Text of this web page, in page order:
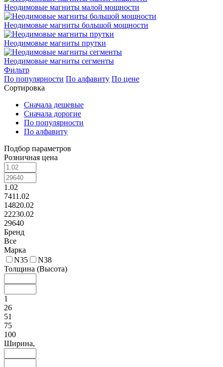
Неодимовые магниты малой мощности
Неодимовые магниты большой мощности
Неодимовые магниты прутки
Неодимовые магниты сегменты
Фильтр
По популярности По алфавиту По цене
Сортировка
Сначала дешевые
Сначала дорогие
По популярности
По алфавиту
Подбор параметров
Розничная цена
1.02
7411.02
14820.02
22230.02
29640
Бренд
Все
Марка
N35
N38
Толщина (Высота)
1
26
51
75
100
Ширина,